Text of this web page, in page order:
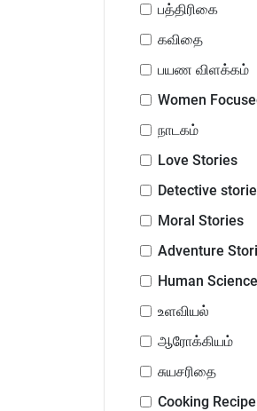
பத்திரிகை
கவிதை
பயண விளக்கம்
Women
நாடகம்
Love Stories
Detective
Moral Stories
Adventure
Human Science
உளவியல்
ஆரோக்கியம்
சுயசரிதை
Cooking Recipe